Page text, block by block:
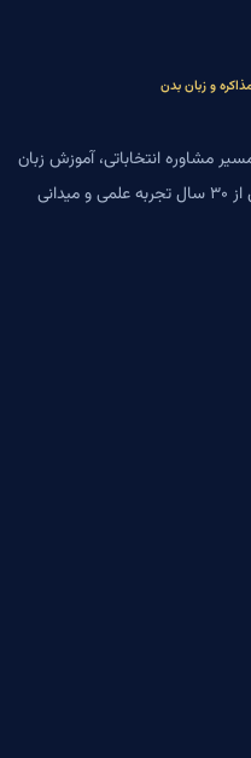
و زبان بدن
مشاوره انتخاباتی، آموزش زبان
بدن، فنون مذاکره و برندسازی شخصی با بیش از ۳۰ سال تجربه علمی و میدانی